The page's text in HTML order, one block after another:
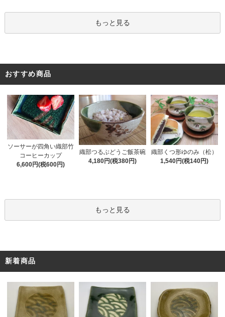
もっと見る
おすすめ商品
ソーサーが四角い織部竹
コーヒーカップ
6,600円(税600円)
織部つるぶどうご飯茶碗
4,180円(税380円)
織部くつ形ゆのみ（松）
1,540円(税140円)
もっと見る
新着商品